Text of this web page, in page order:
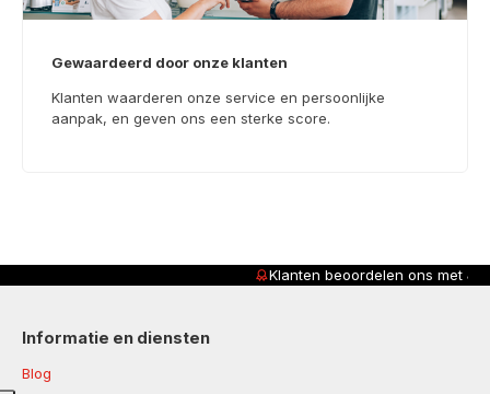
Gewaardeerd door onze klanten
Klanten waarderen onze service en persoonlijke
aanpak, en geven ons een sterke score.
Klanten beoordelen ons met4,8/5
Informatie en diensten
Blog